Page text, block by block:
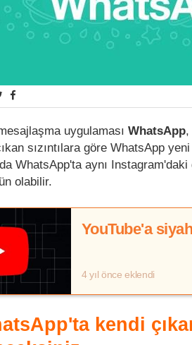
uygulaması WhatsApp,
sızıntılara göre WhatsApp
WhatsApp'ta aynı Instagram'daki
olabilir.
YouTube'a
4 yıl önce eklendi
kendi